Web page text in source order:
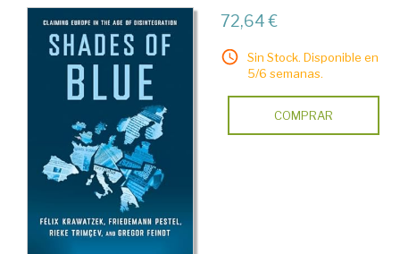
72,64 €
Sin Stock. Disponible en
5/6 semanas.
COMPRAR